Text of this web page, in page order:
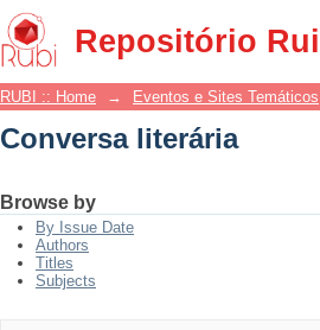
Repositório
Conversa literária
RUBI :: Home → Eventos e Sites Temáticos
Conversa literária
Browse by
By Issue Date
Authors
Titles
Subjects